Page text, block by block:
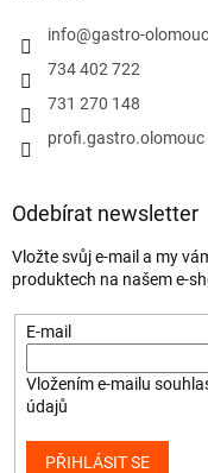
info@gastro-
734 402 722
731 270 148
profi.gastro.olomouc
Odebírat newsletter
Vložte svůj e-mail a my
produktech na našem e-
E-mail
Vložením e-mailu
údajů
PŘIHLÁSIT SE